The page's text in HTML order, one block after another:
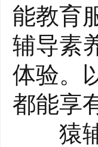
能教育
辅导素
体验。
都能享
猿辅